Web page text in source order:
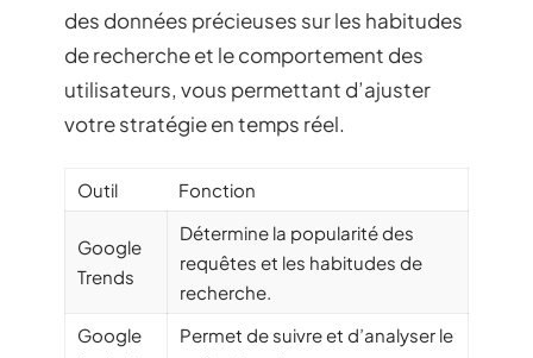
des données précieuses sur les habitudes
de recherche et le comportement des
utilisateurs, vous permettant d’ajuster
votre stratégie en temps réel.
Outil Fonction
Google
Trends
Détermine la popularité des
requêtes et les habitudes de
recherche.
Google
Permet de suivre et d’analyser le